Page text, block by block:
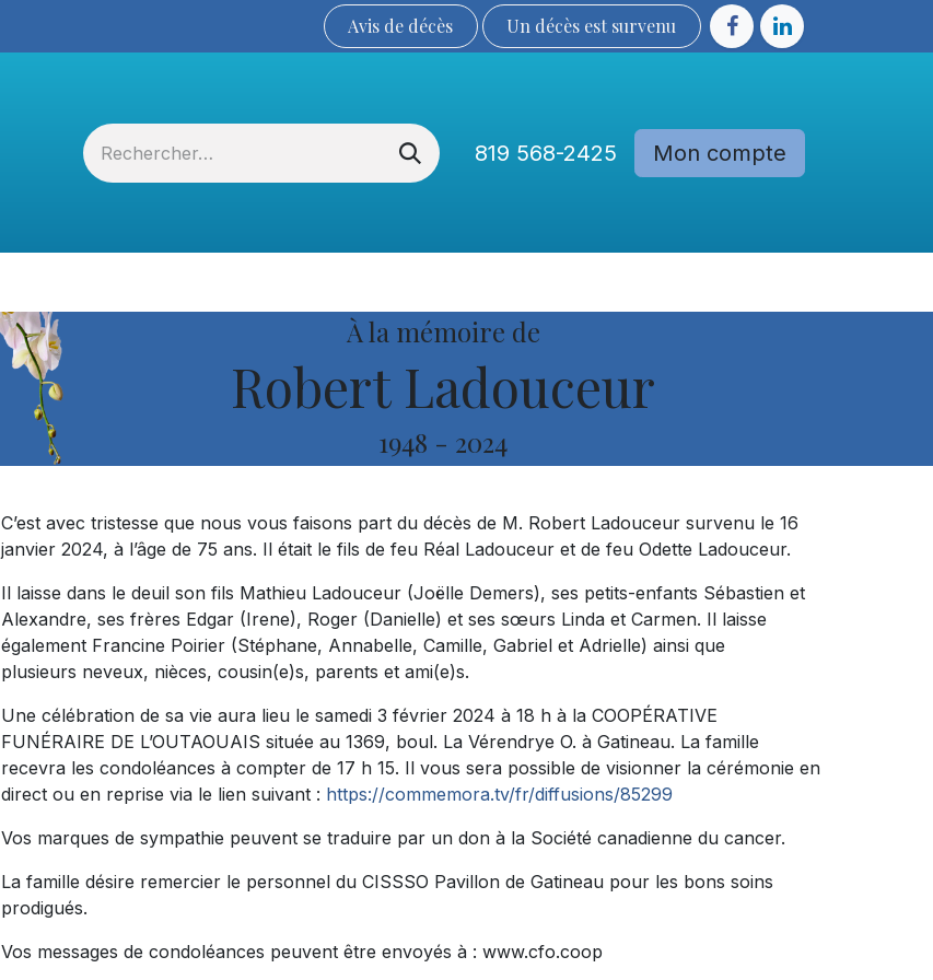
Avis de décès Un décès est sur​​​​​​​​ve​nu​​​​​​​​​​
819 568-2425 Mon compte
À la mémoire de
Robert Ladouceur
1948 - 2024
C’est avec tristesse que nous vous faisons part du décès de M. Robert Ladouceur survenu le 16
janvier 2024, à l’âge de 75 ans. Il était le fils de feu Réal Ladouceur et de feu Odette Ladouceur.
Il laisse dans le deuil son fils Mathieu Ladouceur (Joëlle Demers), ses petits-enfants Sébastien et
Alexandre, ses frères Edgar (Irene), Roger (Danielle) et ses sœurs Linda et Carmen. Il laisse
également Francine Poirier (Stéphane, Annabelle, Camille, Gabriel et Adrielle) ainsi que
plusieurs neveux, nièces, cousin(e)s, parents et ami(e)s.
Une célébration de sa vie aura lieu le samedi 3 février 2024 à 18 h à la COOPÉRATIVE
FUNÉRAIRE DE L’OUTAOUAIS située au 1369, boul. La Vérendrye O. à Gatineau. La famille
recevra les condoléances à compter de 17 h 15. Il vous sera possible de visionner la cérémonie en
direct ou en reprise via le lien suivant : https://commemora.tv/fr/diffusions/85299
Vos marques de sympathie peuvent se traduire par un don à la Société canadienne du cancer.
La famille désire remercier le personnel du CISSSO Pavillon de Gatineau pour les bons soins
prodigués.
Vos messages de condoléances peuvent être envoyés à : www.cfo.coop